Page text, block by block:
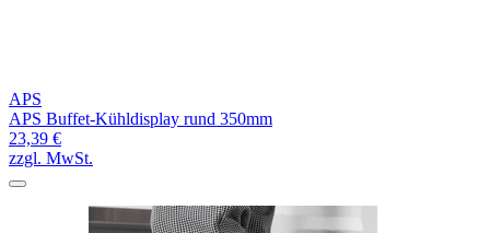
APS
APS Buffet-Kühldisplay rund 350mm
23,39 €
zzgl. MwSt.